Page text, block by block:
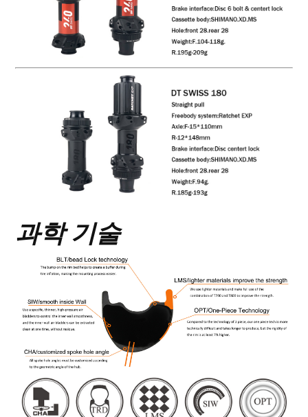
과학 기술